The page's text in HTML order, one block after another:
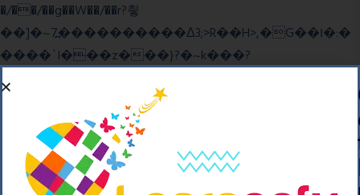
�/��/��g��W��/��r?쵷
��]�~7߽����������Δ3;>R��H>,�G��ו�:�
���� `I���z���}?�~k���?
��o��C���ǡ���,����*�3��#eۧ_>\��z
�K{DQg�Ϯ��]u��3o�V~�/��@��??
����Y�]�s�n���s
����p��|
��^��������$��ٽ�P���~��4���Snn^